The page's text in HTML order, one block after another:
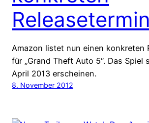
Releasetermin
Amazon listet nun einen konkreten
für „Grand Theft Auto 5“. Das Spiel
April 2013 erscheinen.
8. November 2012